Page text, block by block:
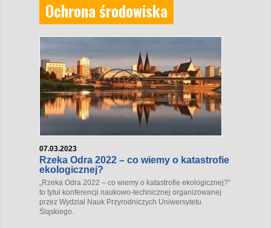
Ochrona środowiska
07.03.2023
Rzeka Odra 2022 – co wiemy o katastrofie
ekologicznej?
„Rzeka Odra 2022 – co wiemy o katastrofie ekologicznej?”
to tytuł konferencji naukowo-technicznej organizowanej
przez Wydział Nauk Przyrodniczych Uniwersytetu
Śląskiego.